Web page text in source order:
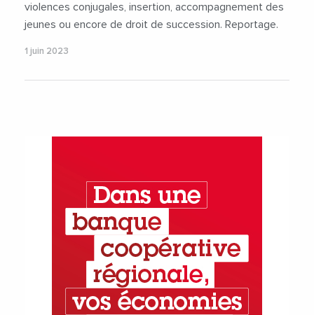
violences conjugales, insertion, accompagnement des
jeunes ou encore de droit de succession. Reportage.
1 juin 2023